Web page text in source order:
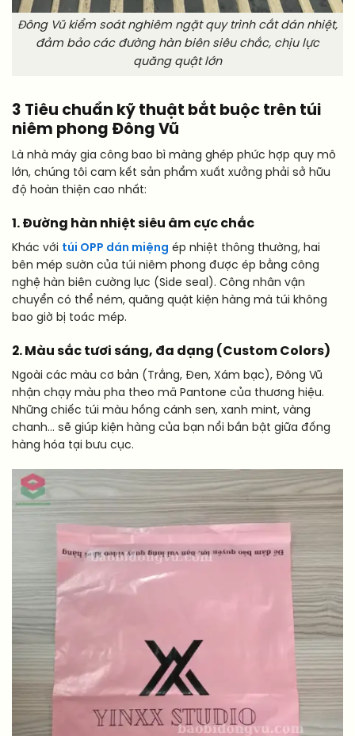
Đông Vũ kiểm soát nghiêm ngặt quy trình cắt dán nhiệt,
đảm bảo các đường hàn biên siêu chắc, chịu lực
quăng quật lớn
3 Tiêu chuẩn kỹ thuật bắt buộc trên túi
niêm phong Đông Vũ
Là nhà máy gia công bao bì màng ghép phức hợp quy mô
lớn, chúng tôi cam kết sản phẩm xuất xưởng phải sở hữu
độ hoàn thiện cao nhất:
1. Đường hàn nhiệt siêu âm cực chắc
Khác với túi OPP dán miệng ép nhiệt thông thường, hai
bên mép sườn của túi niêm phong được ép bằng công
nghệ hàn biên cường lực (Side seal). Công nhân vận
chuyển có thể ném, quăng quật kiện hàng mà túi không
bao giờ bị toác mép.
2. Màu sắc tươi sáng, đa dạng (Custom Colors)
Ngoài các màu cơ bản (Trắng, Đen, Xám bạc), Đông Vũ
nhận chạy màu pha theo mã Pantone của thương hiệu.
Những chiếc túi màu hồng cánh sen, xanh mint, vàng
chanh… sẽ giúp kiện hàng của bạn nổi bần bật giữa đống
hàng hóa tại bưu cục.